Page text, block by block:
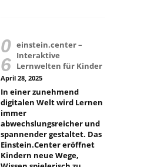
einstein.center –
Interaktive
Lernwelten für Kinder
April 28, 2025
In einer zunehmend
digitalen Welt wird Lernen
immer
abwechslungsreicher und
spannender gestaltet. Das
Einstein.Center eröffnet
Kindern neue Wege,